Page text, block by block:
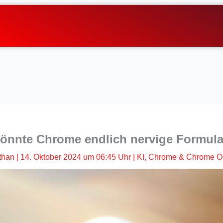
Chrome endlich nervige
14. Oktober 2024 um 06:45 Uhr| KI , Chrome & Chrome